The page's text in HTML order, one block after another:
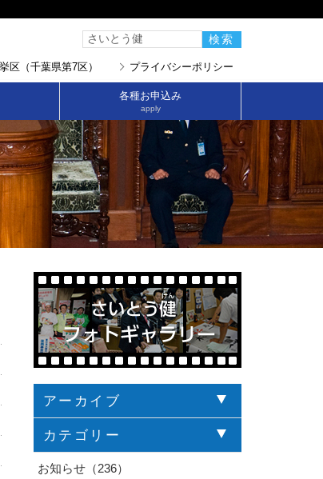
区（千葉県第7区） プライバシーポリシー
各種お申込み
apply
アーカイブ
カテゴリー
お知らせ（236）